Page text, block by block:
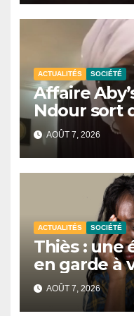
ACTUALITÉS SOCIÉTÉ
Affaire
Ndour sort
apporte des
procédure
AOÛT 7, 2026
ACTUALITÉS SOCIÉTÉ
Thiès : une
en garde à
découverte
nouveau-
AOÛT 7, 2026